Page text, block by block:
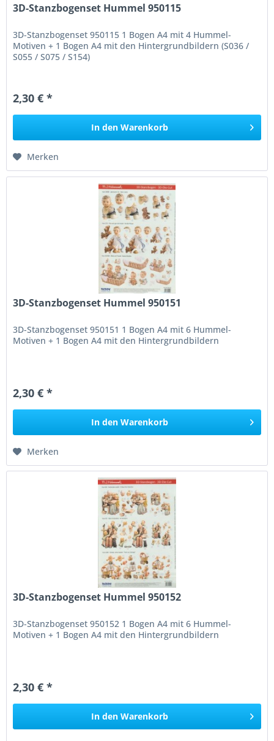
3D-Stanzbogenset Hummel 950115
3D-Stanzbogenset 950115 1 Bogen A4 mit 4 Hummel-
Motiven + 1 Bogen A4 mit den Hintergrundbildern (S036 /
S055 / S075 / S154)
2,30 € *
In den Warenkorb
Merken
3D-Stanzbogenset Hummel 950151
3D-Stanzbogenset 950151 1 Bogen A4 mit 6 Hummel-
Motiven + 1 Bogen A4 mit den Hintergrundbildern
2,30 € *
In den Warenkorb
Merken
3D-Stanzbogenset Hummel 950152
3D-Stanzbogenset 950152 1 Bogen A4 mit 6 Hummel-
Motiven + 1 Bogen A4 mit den Hintergrundbildern
2,30 € *
In den Warenkorb